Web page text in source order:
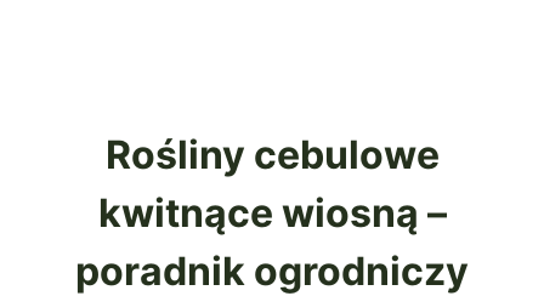
Rośliny cebulowe
kwitnące wiosną –
poradnik ogrodniczy